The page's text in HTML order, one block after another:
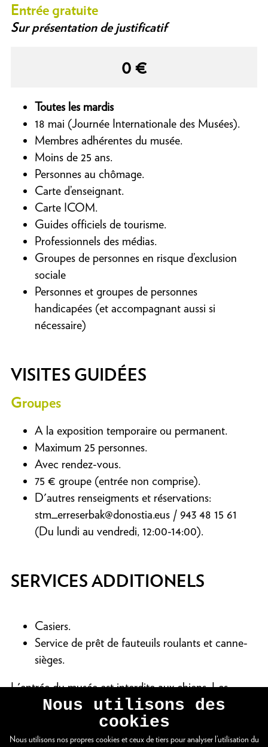
Entrée gratuite
Sur présentation de justificatif
0 €
Toutes les mardis
18 mai (Journée Internationale des Musées).
Membres adhérentes du musée.
Moins de 25 ans.
Personnes au chômage.
Carte d’enseignant.
Carte ICOM.
Guides officiels de tourisme.
Professionnels des médias.
Groupes de personnes en risque d’exclusion
sociale
Personnes et groupes de personnes
handicapées (et accompagnant aussi si
nécessaire)
VISITES GUIDÉES
Groupes
A la exposition temporaire ou permanent.
Maximum 25 personnes.
Avec rendez-vous.
75 € groupe (entrée non comprise).
D'autres renseigments et réservations:
stm_erreserbak@donostia.eus / 943 48 15 61
(Du lundi au vendredi, 12:00-14:00).
SERVICES ADDITIONELS
Casiers.
Service de prêt de fauteuils roulants et canne-
sièges.
L'entrée du musée est interdite aux chiens. Les
chiens-guides sont autorisés.
Nous utilisons des
cookies
Nous utilisons nos propres cookies et ceux de tiers pour analyser l’utilisation du